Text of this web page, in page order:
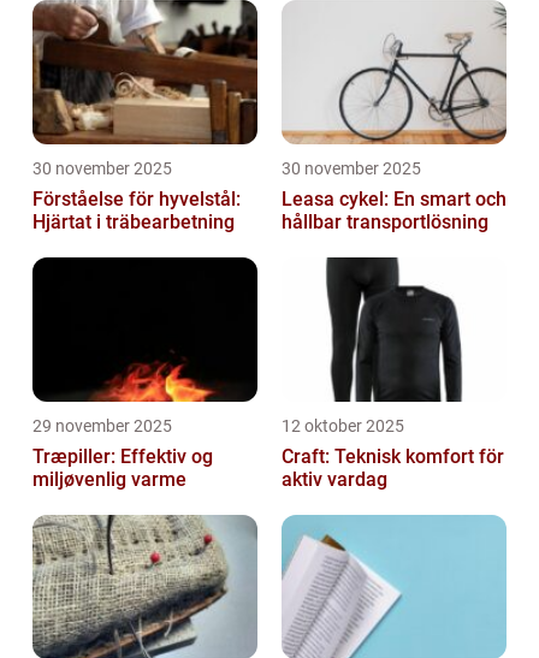
30 november 2025
Förståelse för hyvelstål:
Hjärtat i träbearbetning
30 november 2025
Leasa cykel: En smart och
hållbar transportlösning
29 november 2025
Træpiller: Effektiv og
miljøvenlig varme
12 oktober 2025
Craft: Teknisk komfort för
aktiv vardag